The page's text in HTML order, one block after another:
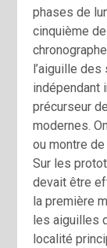
phases de
cinquième
l’aiguille
indépendant
précurseur
modernes.
ou montre
Sur les
devait être
la première
les aiguilles
localité